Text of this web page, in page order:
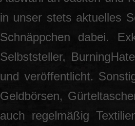
in unser stets aktuelles
Schnäppchen dabei.
Selbststeller,
und veröffentlicht.
Geldbörsen,
auch regelmäßig